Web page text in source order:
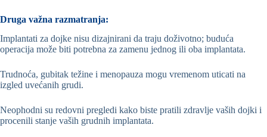
Druga važna razmatranja:
Implantati za dojke nisu dizajnirani da traju doživotno; buduća
operacija može biti potrebna za zamenu jednog ili oba implantata.
Trudnoća, gubitak težine i menopauza mogu vremenom uticati na
izgled uvećanih grudi.
Neophodni su redovni pregledi kako biste pratili zdravlje vaših dojki i
procenili stanje vaših grudnih implantata.